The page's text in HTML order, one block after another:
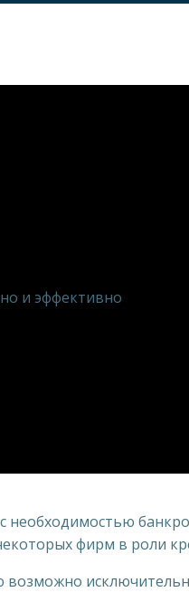
и эффективно
необходимостью
фирм в роли